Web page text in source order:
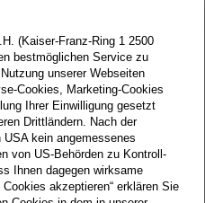
von
er in den
und
als seine
dem